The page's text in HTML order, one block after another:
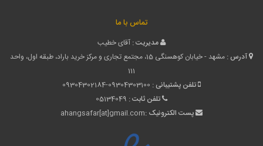
تماس با ما
مدیریت : آقای خطیب
آدرس :
مشهد - خیابان کوهسنگی 15، مجتمع تجاری و مرکز خرید باراد، طبقه اول، واحد
111
تلفن پشتیبانی : 09304302184-09304303100
تلفن ثابت : 05134049
پست الکترونیک :ahangsafar[at]gmail.com